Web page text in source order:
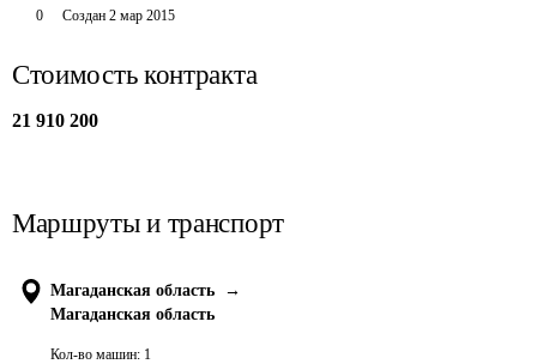
0 Создан 2 мар 2015
Стоимость контракта
21 910 200
Маршруты и транспорт
Магаданская область
→
Магаданская область
Кол-во машин: 1